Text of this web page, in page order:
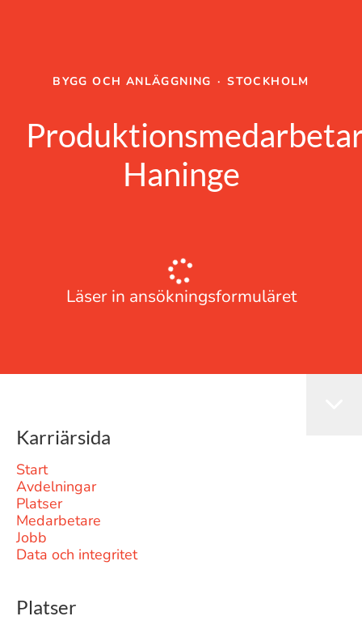
BYGG OCH ANLÄGGNING · STOCKHOLM
Haninge
Läser in ansökningsformuläret
Karriärsida
Start
Avdelningar
Platser
Medarbetare
Jobb
Data och integritet
Platser